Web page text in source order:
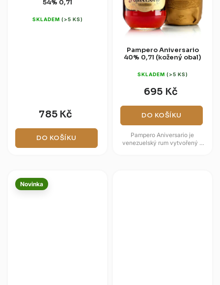
54% 0,7l
SKLADEM (>5 KS)
785 Kč
DO KOŠÍKU
Pampero Aniversario
40% 0,7l (kožený obal)
SKLADEM (>5 KS)
695 Kč
DO KOŠÍKU
Pampero Aniversario je
venezuelský rum vytvořený k
Novinka